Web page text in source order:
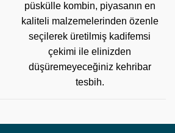
püskülle kombin, piyasanın en
kaliteli malzemelerinden özenle
seçilerek üretilmiş kadifemsi
çekimi ile elinizden
düşüremeyeceğiniz kehribar
tesbih.